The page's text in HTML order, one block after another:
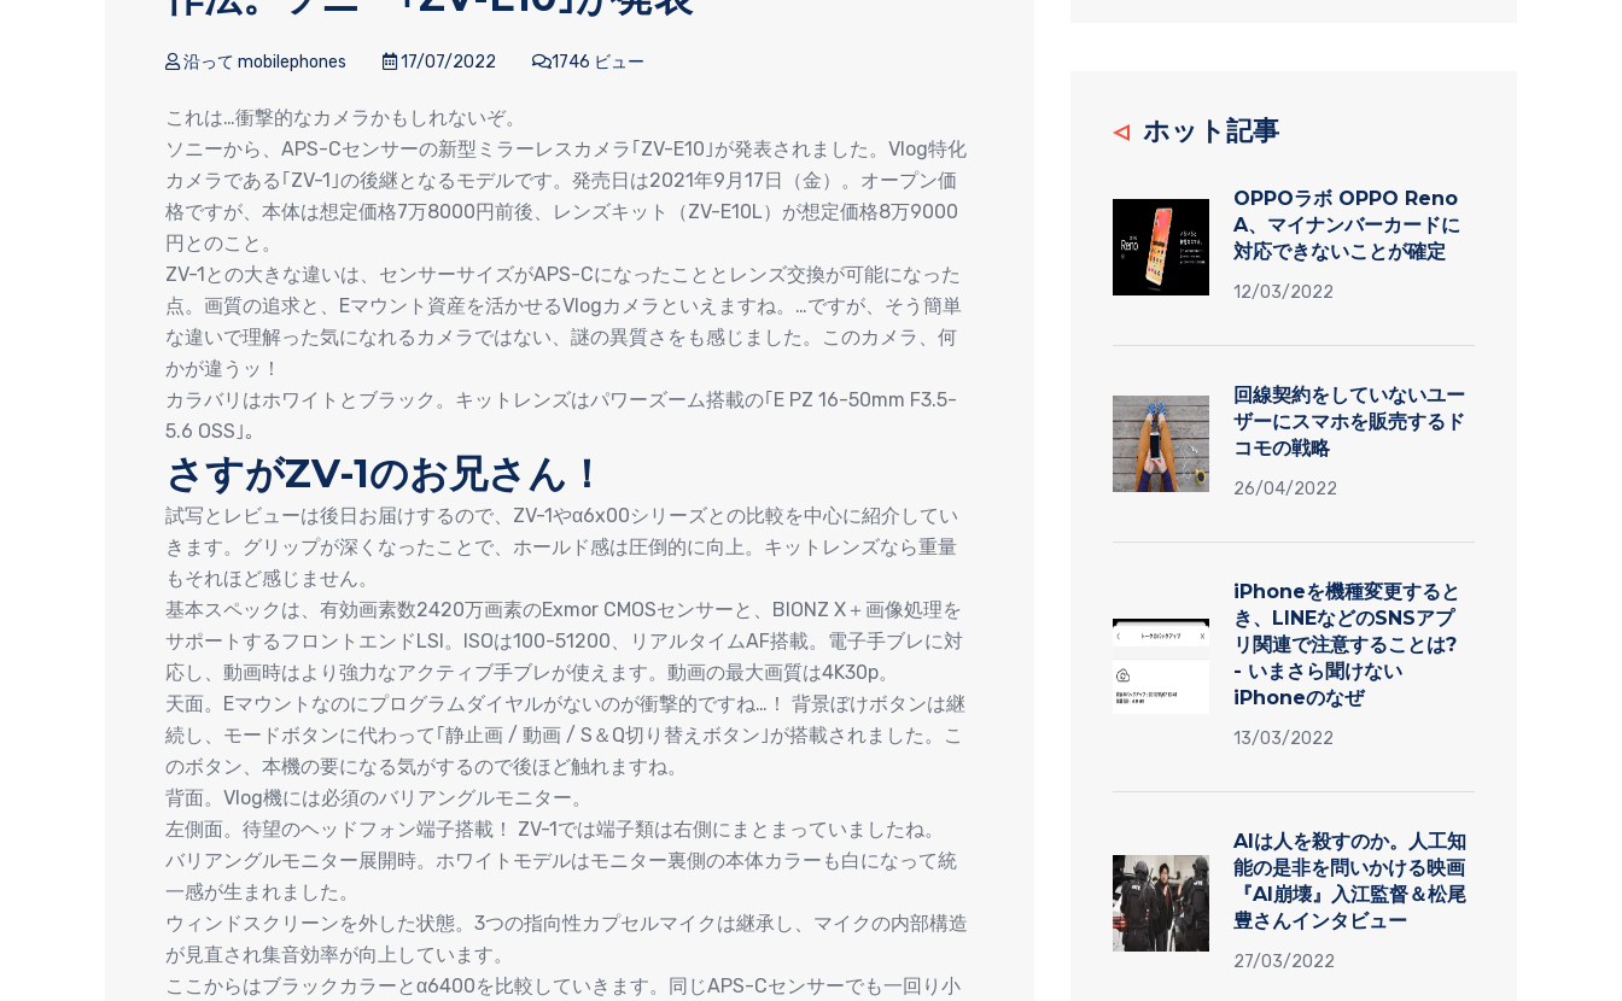
沿って mobilephones 17/07/2022 1746 ビュー
これは…衝撃的なカメラかもしれないぞ。
ソニーから、APS-Cセンサーの新型ミラーレスカメラ｢ZV-E10｣が発表されました。Vlog特化
カメラである｢ZV-1｣の後継となるモデルです。発売日は2021年9月17日（金）。オープン価
格ですが、本体は想定価格7万8000円前後、レンズキット（ZV-E10L）が想定価格8万9000
円とのこと。
ZV-1との大きな違いは、センサーサイズがAPS-Cになったこととレンズ交換が可能になった
点。画質の追求と、Eマウント資産を活かせるVlogカメラといえますね。…ですが、そう簡単
な違いで理解った気になれるカメラではない、謎の異質さをも感じました。このカメラ、何
かが違うッ！
カラバリはホワイトとブラック。キットレンズはパワーズーム搭載の｢E PZ 16-50mm F3.5-
5.6 OSS｣。
さすがZV-1のお兄さん！
試写とレビューは後日お届けするので、ZV-1やα6x00シリーズとの比較を中心に紹介してい
きます。グリップが深くなったことで、ホールド感は圧倒的に向上。キットレンズなら重量
もそれほど感じません。
基本スペックは、有効画素数2420万画素のExmor CMOSセンサーと、BIONZ X＋画像処理を
サポートするフロントエンドLSI。ISOは100-51200、リアルタイムAF搭載。電子手ブレに対
応し、動画時はより強力なアクティブ手ブレが使えます。動画の最大画質は4K30p。
天面。Eマウントなのにプログラムダイヤルがないのが衝撃的ですね…！ 背景ぼけボタンは継
続し、モードボタンに代わって｢静止画 / 動画 / S＆Q切り替えボタン｣が搭載されました。こ
のボタン、本機の要になる気がするので後ほど触れますね。
背面。Vlog機には必須のバリアングルモニター。
左側面。待望のヘッドフォン端子搭載！ ZV-1では端子類は右側にまとまっていましたね。
バリアングルモニター展開時。ホワイトモデルはモニター裏側の本体カラーも白になって統
一感が生まれました。
ウィンドスクリーンを外した状態。3つの指向性カプセルマイクは継承し、マイクの内部構造
が見直され集音効率が向上しています。
ここからはブラックカラーとα6400を比較していきます。同じAPS-Cセンサーでも一回り小
ホット記事
OPPOラボ OPPO Reno
A、マイナンバーカードに
対応できないことが確定
12/03/2022
回線契約をしていないユー
ザーにスマホを販売するド
コモの戦略
26/04/2022
iPhoneを機種変更すると
き、LINEなどのSNSアプ
リ関連で注意することは?
- いまさら聞けない
iPhoneのなぜ
13/03/2022
AIは人を殺すのか。人工知
能の是非を問いかける映画
『AI崩壊』入江監督＆松尾
豊さんインタビュー
27/03/2022